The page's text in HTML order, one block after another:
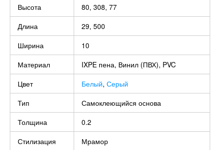
Высота
80, 308, 77
Длина
29, 500
Ширина
10
Материал
IXPE пена, Винил (ПВХ), PVC
Цвет
Белый, Серый
Тип
Самоклеющийся основа
Толщина
0.2
Стилизация
Мрамор